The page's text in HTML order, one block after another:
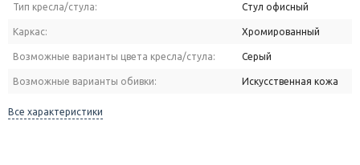
Тип кресла/стула: Стул офисный
Каркас: Хромированный
Возможные варианты цвета кресла/стула: Серый
Возможные варианты обивки: Искусственная кожа
Все характеристики